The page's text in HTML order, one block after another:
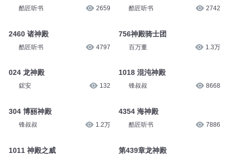
酷匠听书 2659
2460 诸神殿
酷匠听书 4797
024 龙神殿
鋐安 132
304 博丽神殿
锋叔叔 1.2万
1011 神殿之威
酷匠听书 2742
756神殿骑士团
百万董 1.3万
1018 混沌神殿
锋叔叔 8668
4354 海神殿
酷匠听书 7886
第439章龙神殿